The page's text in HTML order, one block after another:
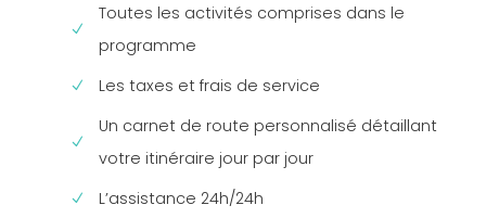
Toutes les activités comprises dans le
programme
Les taxes et frais de service
Un carnet de route personnalisé détaillant
votre itinéraire jour par jour
L’assistance 24h/24h